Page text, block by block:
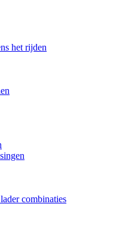
het rijden
combinaties